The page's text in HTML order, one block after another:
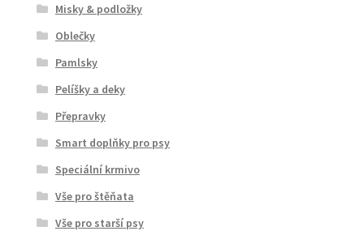
Misky & podložky
Oblečky
Pamlsky
Pelíšky a deky
Přepravky
Smart doplňky pro psy
Speciální krmivo
Vše pro štěňata
Vše pro starší psy